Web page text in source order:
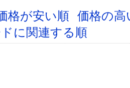
格が安い順 価格の
に関連する順